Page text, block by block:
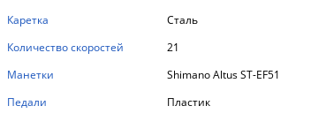
Каретка
Сталь
Количество скоростей
21
Манетки
Shimano Altus ST-EF51
Педали
Пластик